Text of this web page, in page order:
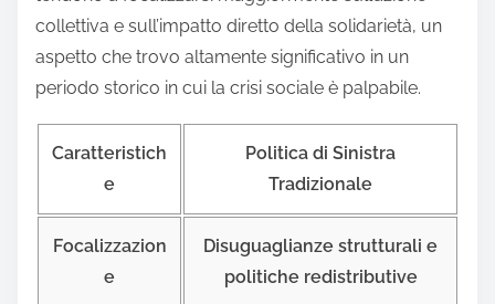
collettiva e sull’impatto diretto della solidarietà, un
aspetto che trovo altamente significativo in un
periodo storico in cui la crisi sociale è palpabile.
Caratteristich
e
Politica di Sinistra
Tradizionale
Focalizzazion
e
Disuguaglianze strutturali e
politiche redistributive